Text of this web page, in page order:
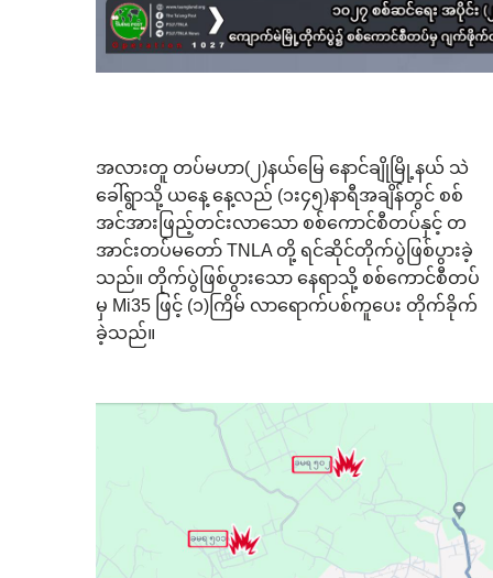
အလားတူ တပ်မဟာ(၂)နယ်မြေ နောင်ချိုမြို့နယ် သဲ
ခေါ်ရွာသို့ ယနေ့ နေ့လည် (၁း၄၅)နာရီအချိန်တွင် စစ်
အင်အားဖြည့်တင်းလာသော စစ်ကောင်စီတပ်နှင့် တ
အာင်းတပ်မတော် TNLA တို့ ရင်ဆိုင်တိုက်ပွဲဖြစ်ပွားခဲ့
သည်။ တိုက်ပွဲဖြစ်ပွားသော နေရာသို့ စစ်ကောင်စီတပ်
မှ Mi35 ဖြင့် (၁)ကြိမ် လာရောက်ပစ်ကူပေး တိုက်ခိုက်
ခဲ့သည်။